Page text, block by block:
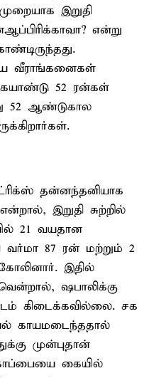
இறுதி
என்று
வீராங்கனைகள்
52 ரன்கள்
52 ஆண்டுகால
தன்னந்தனியாக
இறுதி சுற்றில்
21 வயதான
87 ரன் மற்றும் 2
இதில்
ஷபாலிக்கு
கிடைக்கவில்லை. சக
காயமடைந்ததால்
முன்புதான்
கையில்